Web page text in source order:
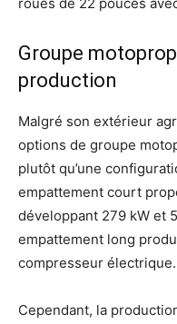
Groupe
production
Malgré son extérieur
options de groupe
plutôt qu’une
empattement court
développant 279 kW et
empattement long
compresseur électrique.
Cependant, la